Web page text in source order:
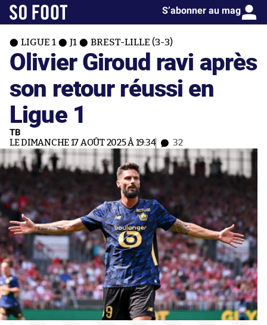
S’abonner au mag
LIGUE 1 J1 BREST-LILLE (3-3)
Olivier Giroud ravi après
son retour réussi en
Ligue 1
TB
LE DIMANCHE 17 AOÛT 2025 À 19:34 32